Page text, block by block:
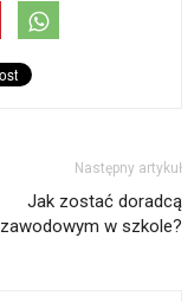
Następny artykuł
Jak zostać doradcą
zawodowym w szkole?